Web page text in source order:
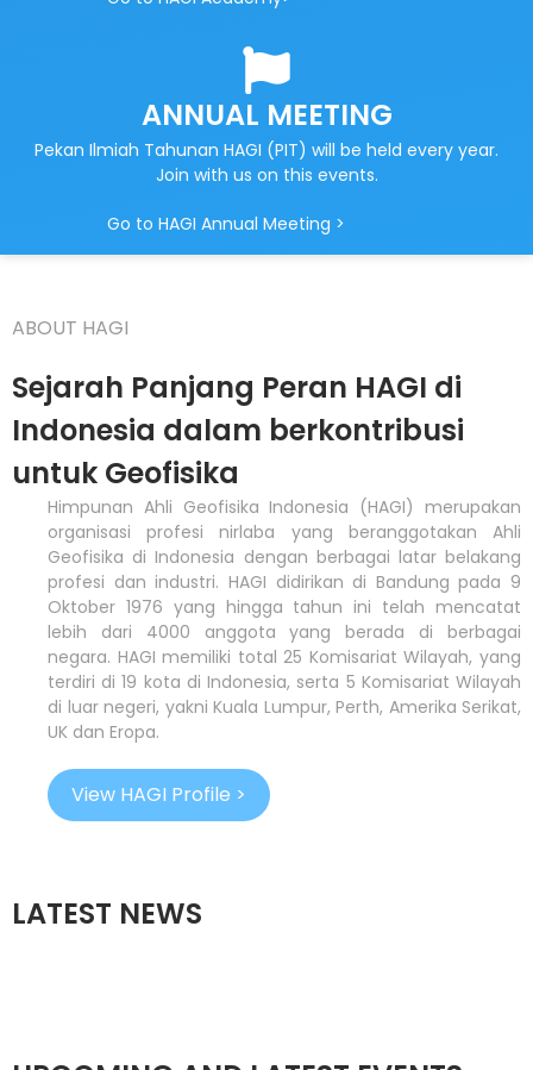
ANNUAL MEETING
Pekan Ilmiah Tahunan HAGI (PIT) will be held every year.
Join with us on this events.
Go to HAGI Annual Meeting >
ABOUT HAGI
Sejarah Panjang Peran HAGI di
Indonesia dalam berkontribusi
untuk Geofisika
Himpunan Ahli Geofisika Indonesia (HAGI) merupakan
organisasi profesi nirlaba yang beranggotakan Ahli
Geofisika di Indonesia dengan berbagai latar belakang
profesi dan industri. HAGI didirikan di Bandung pada 9
Oktober 1976 yang hingga tahun ini telah mencatat
lebih dari 4000 anggota yang berada di berbagai
negara. HAGI memiliki total 25 Komisariat Wilayah, yang
terdiri di 19 kota di Indonesia, serta 5 Komisariat Wilayah
di luar negeri, yakni Kuala Lumpur, Perth, Amerika Serikat,
UK dan Eropa.
View HAGI Profile >
LATEST NEWS